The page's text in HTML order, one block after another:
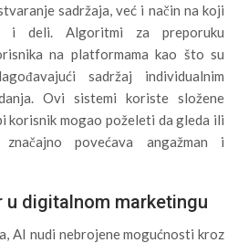
sadržaja, već i način na koji
i deli. Algoritmi za preporuku
na platformama kao što su
sadržaj individualnim
Ovi sistemi koriste složene
korisnik mogao poželeti da gleda ili
povećava angažman i
u digitalnom marketingu
AI nudi nebrojene mogućnosti kroz